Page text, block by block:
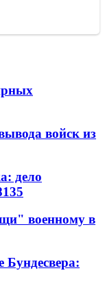
войск из
дело
военному в